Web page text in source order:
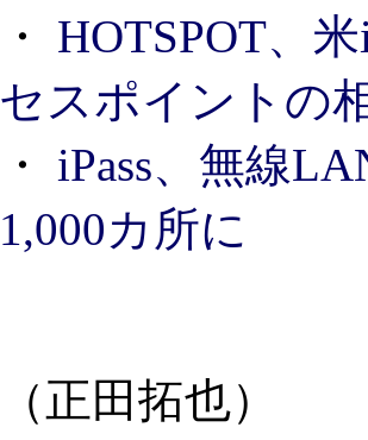
・ HOTSPOT、
セスポイントの
・ iPass、無線
1,000カ所に
（正田拓也）